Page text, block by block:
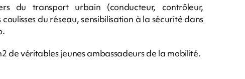
du transport urbain (conducteur, contrôleur,
du réseau, sensibilisation à la sécurité dans
de véritables jeunes ambassadeurs de la mobilité.